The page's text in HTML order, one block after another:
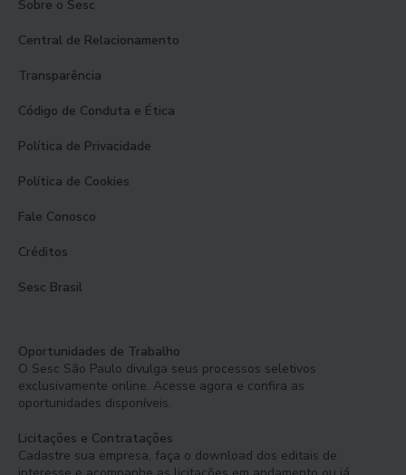
Sobre o Sesc
Central de Relacionamento
Transparência
Código de Conduta e Ética
Política de Privacidade
Política de Cookies
Fale Conosco
Créditos
Sesc Brasil
Oportunidades de Trabalho
O Sesc São Paulo divulga seus processos seletivos
exclusivamente online. Acesse agora e confira as
oportunidades disponíveis.
Licitações e Contratações
Cadastre sua empresa, faça o download dos editais de